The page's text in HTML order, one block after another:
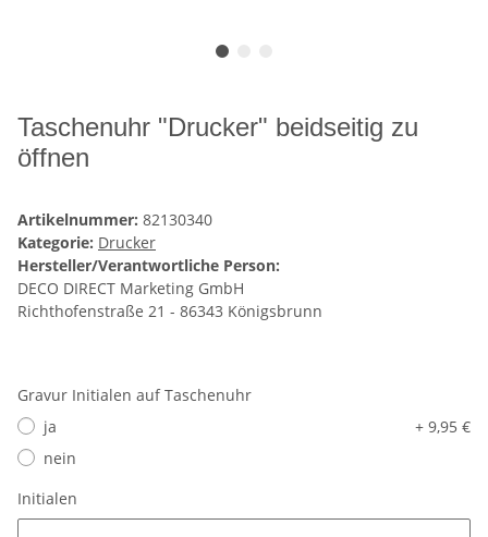
Taschenuhr "Drucker" beidseitig zu
öffnen
Artikelnummer: 82130340
Kategorie: Drucker
Hersteller/Verantwortliche Person:
DECO DIRECT Marketing GmbH
Richthofenstraße 21 - 86343 Königsbrunn
Gravur Initialen auf Taschenuhr
ja
+ 9,95 €
nein
Initialen